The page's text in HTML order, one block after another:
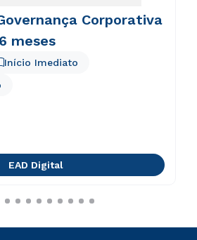
Corporativa
meses
Início Imediato
EAD Digital